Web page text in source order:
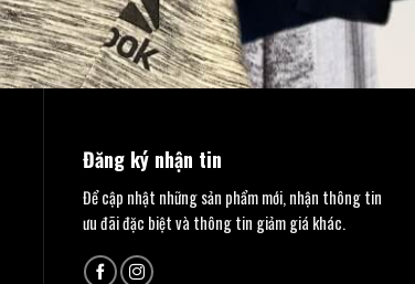
Đăng ký nhận tin
Để cập nhật những sản phẩm mới, nhận thông tin
ưu đãi đặc biệt và thông tin giảm giá khác.